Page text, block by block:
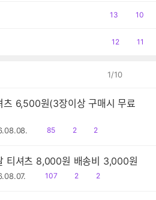
공
13
댓
10
공
12
댓
11
1/10
츠 6,500원(3장이상 구매시 무료
읽
85
공
2
댓
2
티셔츠 8,000원 배송비 3,000원
읽
107
공
2
댓
2